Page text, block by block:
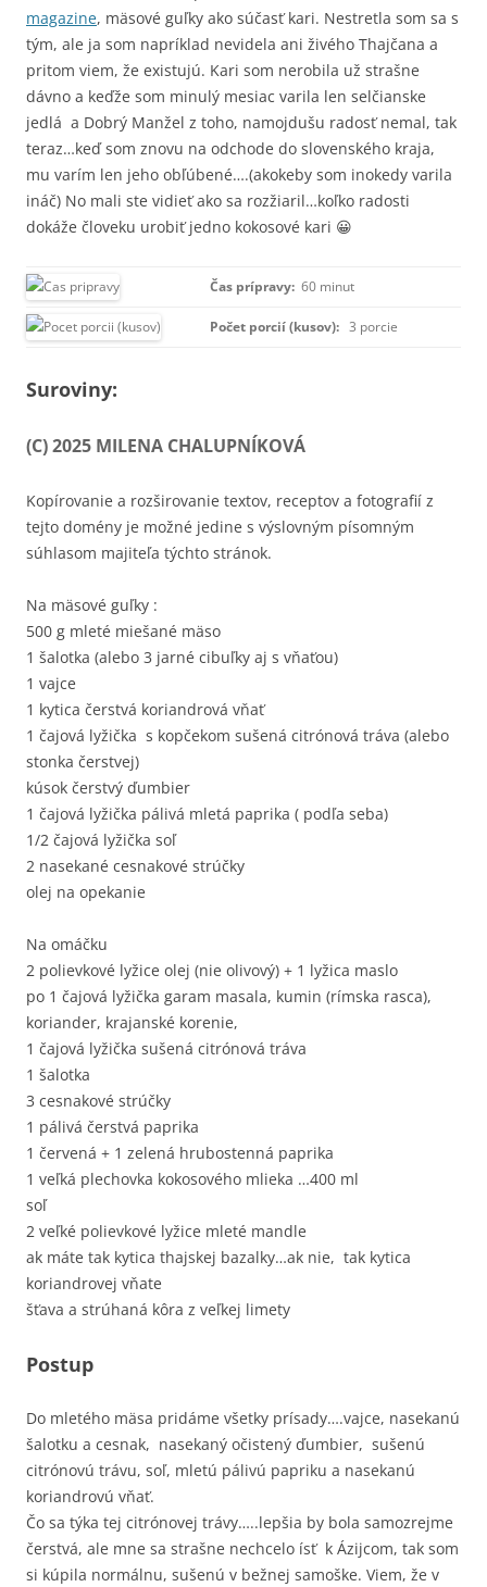
magazine, mäsové guľky ako súčasť kari. Nestretla som sa s
tým, ale ja som napríklad nevidela ani živého Thajčana a
pritom viem, že existujú. Kari som nerobila už strašne
dávno a keďže som minulý mesiac varila len selčianske
jedlá a Dobrý Manžel z toho, namojdušu radosť nemal, tak
teraz…keď som znovu na odchode do slovenského kraja,
mu varím len jeho obľúbené….(akokeby som inokedy varila
ináč) No mali ste vidieť ako sa rozžiaril…koľko radosti
dokáže človeku urobiť jedno kokosové kari 😀
Čas prípravy: 60 minut
Počet porcií (kusov): 3 porcie
Suroviny:
(C) 2025 MILENA CHALUPNÍKOVÁ
Kopírovanie a rozširovanie textov, receptov a fotografií z
tejto domény je možné jedine s výslovným písomným
súhlasom majiteľa týchto stránok.
Na mäsové guľky :
500 g mleté miešané mäso
1 šalotka (alebo 3 jarné cibuľky aj s vňaťou)
1 vajce
1 kytica čerstvá koriandrová vňať
1 čajová lyžička s kopčekom sušená citrónová tráva (alebo
stonka čerstvej)
kúsok čerstvý ďumbier
1 čajová lyžička pálivá mletá paprika ( podľa seba)
1/2 čajová lyžička soľ
2 nasekané cesnakové strúčky
olej na opekanie
Na omáčku
2 polievkové lyžice olej (nie olivový) + 1 lyžica maslo
po 1 čajová lyžička garam masala, kumin (rímska rasca),
koriander, krajanské korenie,
1 čajová lyžička sušená citrónová tráva
1 šalotka
3 cesnakové strúčky
1 pálivá čerstvá paprika
1 červená + 1 zelená hrubostenná paprika
1 veľká plechovka kokosového mlieka …400 ml
soľ
2 veľké polievkové lyžice mleté mandle
ak máte tak kytica thajskej bazalky…ak nie, tak kytica
koriandrovej vňate
šťava a strúhaná kôra z veľkej limety
Postup
Do mletého mäsa pridáme všetky prísady….vajce, nasekanú
šalotku a cesnak, nasekaný očistený ďumbier, sušenú
citrónovú trávu, soľ, mletú pálivú papriku a nasekanú
koriandrovú vňať.
Čo sa týka tej citrónovej trávy…..lepšia by bola samozrejme
čerstvá, ale mne sa strašne nechcelo ísť k Ázijcom, tak som
si kúpila normálnu, sušenú v bežnej samoške. Viem, že v